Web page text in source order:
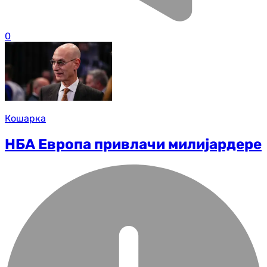
0
Кошарка
НБА Европа привлачи милијардере